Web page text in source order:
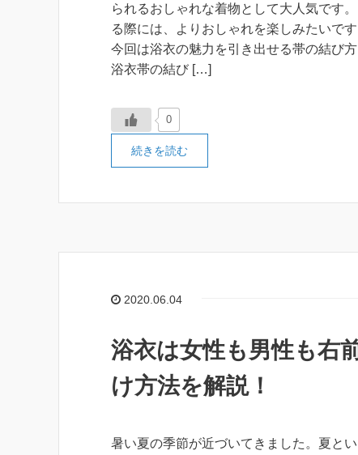
られるおしゃれな着物として大人気です
る際には、よりおしゃれを楽しみたいで
今回は浴衣の魅力を引き出せる帯の結び方
浴衣帯の結び […]
0
続きを読む
2020.06.04
浴衣は女性も男性も右
け方法を解説！
暑い夏の季節が近づいてきました。夏と